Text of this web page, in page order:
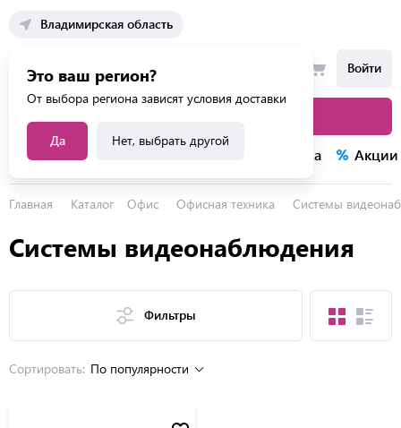
Владимирская область
Это ваш регион?
От выбора региона зависят условия доставки
Да Нет, выбрать другой
Войти
Каталог услуг Распродажа Акции
Главная Каталог Офис Офисная техника Системы
Системы видеонаблюдения
Фильтры
Сортировать: По популярности